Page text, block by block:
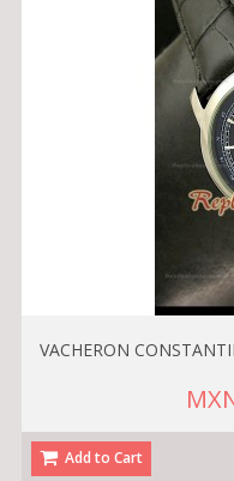
VACHERON
Add to Cart